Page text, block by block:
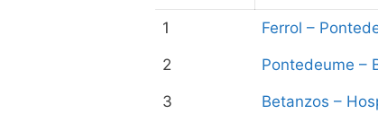
1 Ferrol –
2 Pontedeume –
3 Betanzos –